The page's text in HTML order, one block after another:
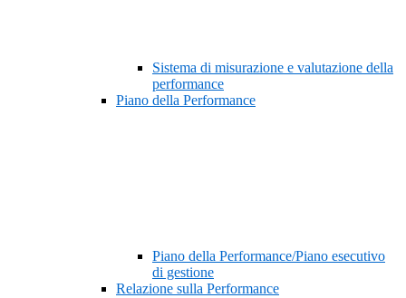
Sistema di misurazione e valutazione della
performance
Piano della Performance
Piano della Performance/Piano esecutivo
di gestione
Relazione sulla Performance